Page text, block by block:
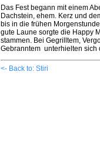
Das Fest begann mit einem
Dachstein, ehem. Kerz und
bis in die frühen
gute Laune sorgte die Happy
stammen. Bei Gegrilltem,
Gebranntem unterhielten sich
<- Back to: Stiri